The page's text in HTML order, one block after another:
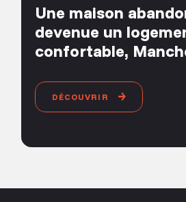
Une maison
devenue un
confortable,
DÉCOUVRIR